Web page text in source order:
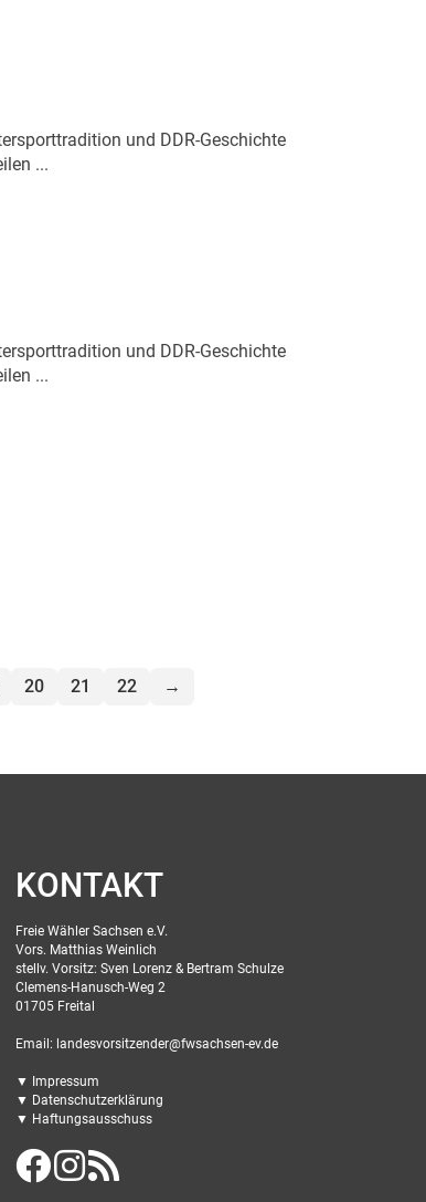
und DDR-Geschichte
...
und DDR-Geschichte
...
20 21 22 →
KONTAKT
Freie Wähler Sachsen e.V.
Vors. Matthias Weinlich
stellv. Vorsitz: Sven Lorenz & Bertram Schulze
Clemens-Hanusch-Weg 2
01705 Freital
Email: landesvorsitzender@fwsachsen-ev.de
▼ Impressum
▼ Datenschutzerklärung
▼ Haftungsausschuss